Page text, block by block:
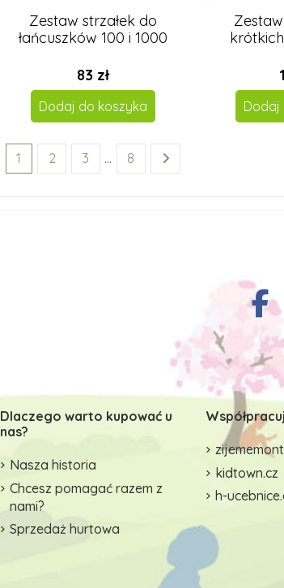
Zestaw strzałek do
łańcuszków 100 i 1000
83 zł
Dodaj do koszyka Dodaj
1 2 3 … 8
Dlaczego warto kupować u
nas?
Nasza historia
Chcesz pomagać razem z
nami?
Sprzedaż hurtowa
kidtown.cz
h-